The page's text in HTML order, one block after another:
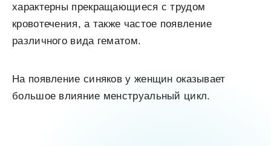
характерны прекращающиеся с трудом
кровотечения, а также частое появление
различного вида гематом.
На появление синяков у женщин оказывает
большое влияние менструальный цикл.